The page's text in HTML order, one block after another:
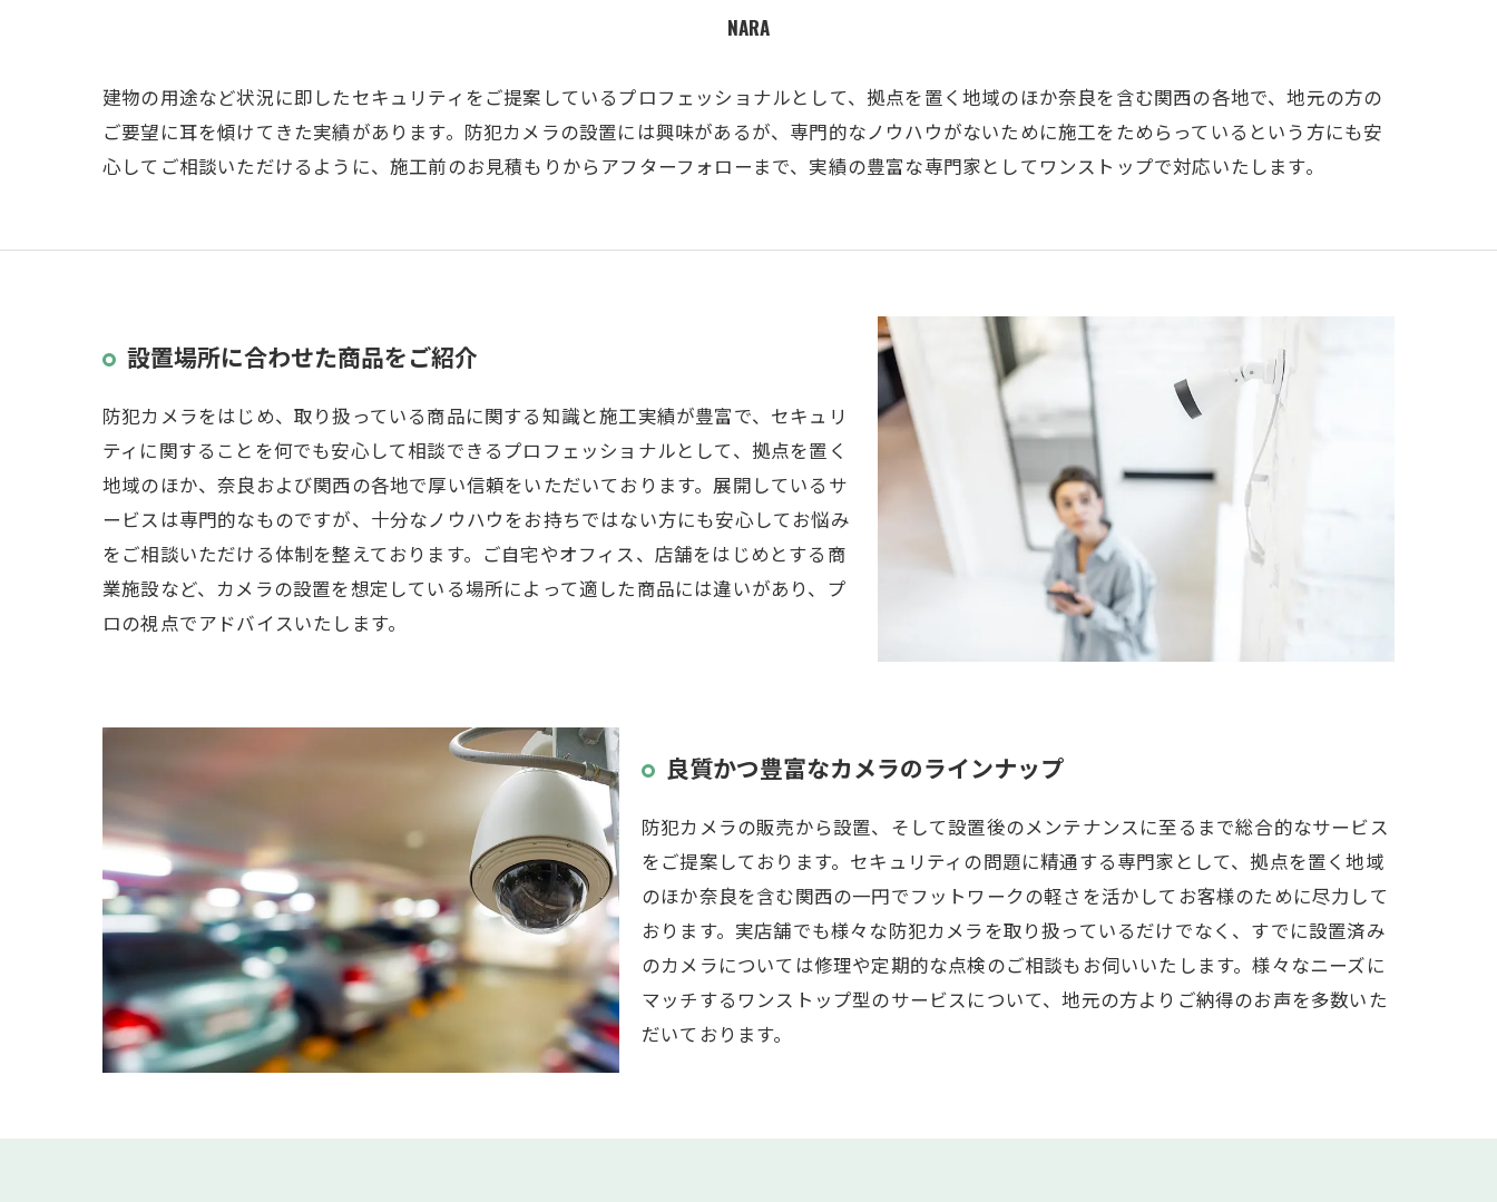
NARA
建物の用途など状況に即したセキュリティをご提案しているプロフェッショナルとして、拠点を置く地域のほか奈良を含む関西の各地で、地元の方の
ご要望に耳を傾けてきた実績があります。防犯カメラの設置には興味があるが、専門的なノウハウがないために施工をためらっているという方にも安
心してご相談いただけるように、施工前のお見積もりからアフターフォローまで、実績の豊富な専門家としてワンストップで対応いたします。
設置場所に合わせた商品をご紹介
防犯カメラをはじめ、取り扱っている商品に関する知識と施工実績が豊富で、セキュリ
ティに関することを何でも安心して相談できるプロフェッショナルとして、拠点を置く
地域のほか、奈良および関西の各地で厚い信頼をいただいております。展開しているサ
ービスは専門的なものですが、十分なノウハウをお持ちではない方にも安心してお悩み
をご相談いただける体制を整えております。ご自宅やオフィス、店舗をはじめとする商
業施設など、カメラの設置を想定している場所によって適した商品には違いがあり、プ
ロの視点でアドバイスいたします。
良質かつ豊富なカメラのラインナップ
防犯カメラの販売から設置、そして設置後のメンテナンスに至るまで総合的なサービス
をご提案しております。セキュリティの問題に精通する専門家として、拠点を置く地域
のほか奈良を含む関西の一円でフットワークの軽さを活かしてお客様のために尽力して
おります。実店舗でも様々な防犯カメラを取り扱っているだけでなく、すでに設置済み
のカメラについては修理や定期的な点検のご相談もお伺いいたします。様々なニーズに
マッチするワンストップ型のサービスについて、地元の方よりご納得のお声を多数いた
だいております。